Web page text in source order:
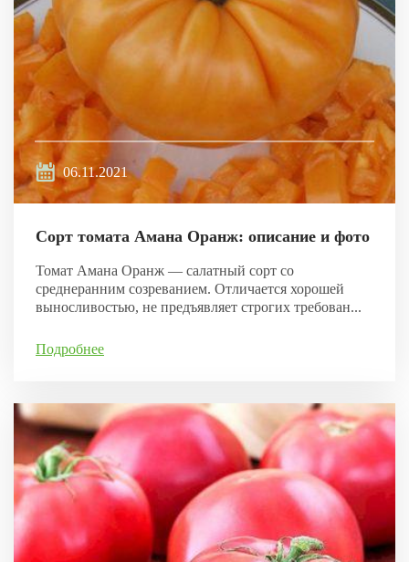
06.11.2021
Сорт томата Амана Оранж: описание и фото
Томат Амана Оранж — салатный сорт со
среднеранним созреванием. Отличается хорошей
выносливостью, не предъявляет строгих требован...
Подробнее